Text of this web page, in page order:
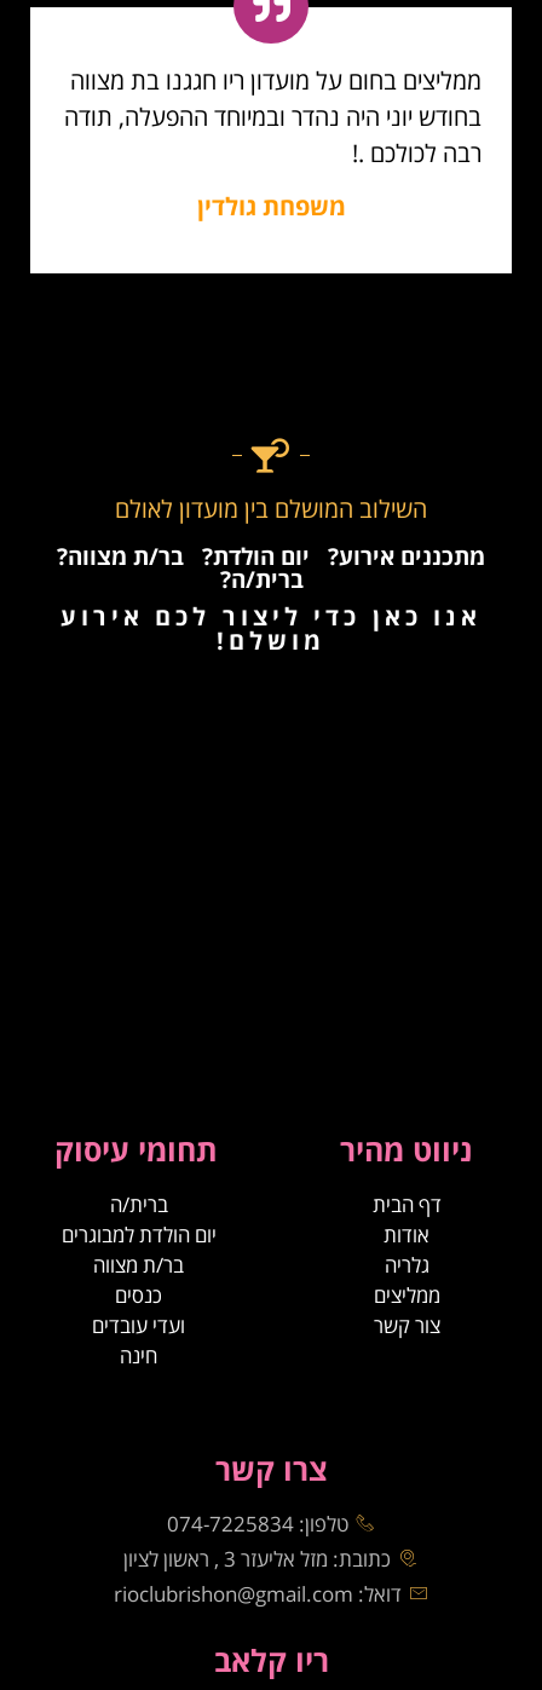
ממליצים בחום על מועדון ריו חגגנו בת מצווה
בחודש יוני היה נהדר ובמיוחד ההפעלה, תודה
רבה לכולכם .!
משפחת גולדין
השילוב המושלם בין מועדון לאולם
מתכננים אירוע? יום הולדת? בר/ת מצווה?
ברית/ה?
אנו כאן כדי ליצור לכם אירוע
מושלם!
ניווט מהיר
דף הבית
אודות
גלריה
ממליצים
צור קשר
תחומי עיסוק
ברית/ה
יום הולדת למבוגרים
בר/ת מצווה
כנסים
ועדי עובדים
חינה
צרו קשר
טלפון: 074-7225834
כתובת: מזל אליעזר 3 , ראשון לציון
דואל: rioclubrishon@gmail.com
ריו קלאב